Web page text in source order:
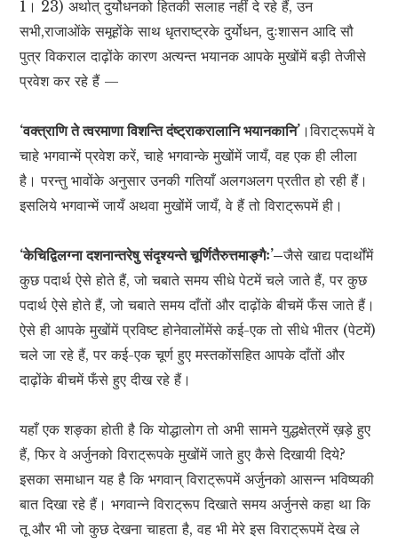
1। 23) अर्थात् दुर्योधनको हितकी सलाह नहीं दे रहे हैं, उन
सभी,राजाओंके समूहोंके साथ धृतराष्ट्रके दुर्योधन, दुःशासन आदि सौ
पुत्र विकराल दाढ़ोंके कारण अत्यन्त भयानक आपके मुखोंमें बड़ी तेजीसे
प्रवेश कर रहे हैं —
‘वक्त्राणि ते त्वरमाणा विशन्ति दंष्ट्राकरालानि भयानकानि’ ।विराट्रूपमें वे
चाहे भगवान्में प्रवेश करें, चाहे भगवान्के मुखोंमें जायँ, वह एक ही लीला
है। परन्तु भावोंके अनुसार उनकी गतियाँ अलगअलग प्रतीत हो रही हैं।
इसलिये भगवान्में जायँ अथवा मुखोंमें जायँ, वे हैं तो विराट्रूपमें ही।
‘केचिद्विलग्ना दशनान्तरेषु संदृश्यन्ते चूर्णितैरुत्तमाङ्गैः’–जैसे खाद्य पदार्थोंमें
कुछ पदार्थ ऐसे होते हैं, जो चबाते समय सीधे पेटमें चले जाते हैं, पर कुछ
पदार्थ ऐसे होते हैं, जो चबाते समय दाँतों और दाढ़ोंके बीचमें फँस जाते हैं।
ऐसे ही आपके मुखोंमें प्रविष्ट होनेवालोंमेंसे कई-एक तो सीधे भीतर (पेटमें)
चले जा रहे हैं, पर कई-एक चूर्ण हुए मस्तकोंसहित आपके दाँतों और
दाढ़ोंके बीचमें फँसे हुए दीख रहे हैं।
यहाँ एक शङ्का होती है कि योद्धालोग तो अभी सामने युद्धक्षेत्रमें ख़ड़े हुए
हैं, फिर वे अर्जुनको विराट्रूपके मुखोंमें जाते हुए कैसे दिखायी दिये?
इसका समाधान यह है कि भगवान् विराट्रूपमें अर्जुनको आसन्न भविष्यकी
बात दिखा रहे हैं। भगवान्ने विराट्रूप दिखाते समय अर्जुनसे कहा था कि
तू और भी जो कुछ देखना चाहता है, वह भी मेरे इस विराट्रूपमें देख ले